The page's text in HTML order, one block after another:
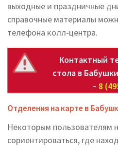
выходные и праздничные
справочные материалы
телефона колл-центра.
Контактный
стола в
– 8
Отделения на карте в
Некоторым пользователям
сориентироваться, где